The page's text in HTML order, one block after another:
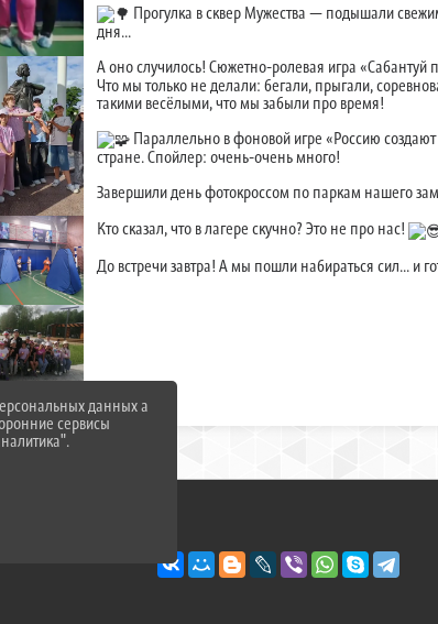
Прогулка в сквер Мужества — подышали
дня...
А оно случилось! Сюжетно-ролевая игра
Что мы только не делали: бегали, прыгали,
такими весёлыми, что мы забыли про время!
Параллельно в фоновой игре «Россию
стране. Спойлер: очень-очень много!
Завершили день фотокроссом по паркам нашего
Кто сказал, что в лагере скучно? Это не про нас!
До встречи завтра! А мы пошли набираться сил... и
данных а
сервисы